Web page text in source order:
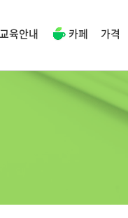
교육안내 카페 가격